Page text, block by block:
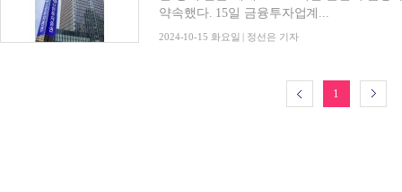
약속했다. 15일 금융투자업계...
2024-10-15 화요일 | 정선은 기자
1